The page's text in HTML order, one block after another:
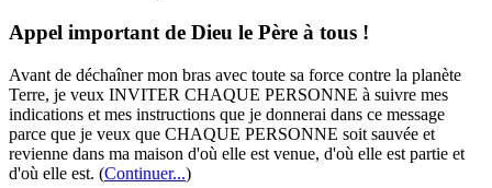
Appel important de Dieu le Père à tous !
Avant de déchaîner mon bras avec toute sa force contre la planète
Terre, je veux INVITER CHAQUE PERSONNE à suivre mes
indications et mes instructions que je donnerai dans ce message
parce que je veux que CHAQUE PERSONNE soit sauvée et
revienne dans ma maison d'où elle est venue, d'où elle est partie et
d'où elle est. (Continuer...)